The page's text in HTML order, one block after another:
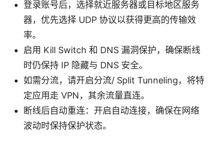
登录账号后，选择就近服务器或目标地区服务
器，优先选择 UDP 协议以获得更高的传输效
率。
启用 Kill Switch 和 DNS 漏洞保护，确保断线
时仍保持 IP 隐藏与 DNS 安全。
如需分流，请开启分流/ Split Tunneling，将特
定应用走 VPN，其余流量直连。
断线后自动重连：开启自动连接，确保在网络
波动时保持保护状态。